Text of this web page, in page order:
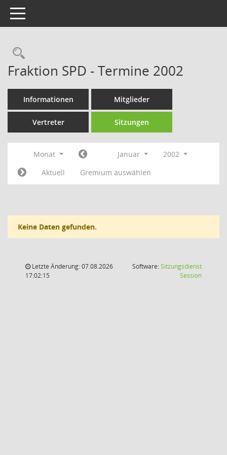
Toggle navigation
Rechercheauswahl
Fraktion SPD - Termine 2002
Informationen Mitglieder
Vertreter Sitzungen
Monat Januar
2002
Aktuell
Gremium auswählen
Keine Daten gefunden.
Letzte Änderung: 07.08.2026
17:02:15
Software:Sitzungsdienst
Session(Wird in